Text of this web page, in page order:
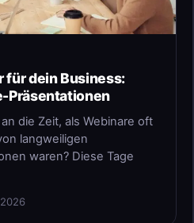
für dein Business:
Präsentationen
die Zeit, als Webinare oft
langweiligen
waren? Diese Tage